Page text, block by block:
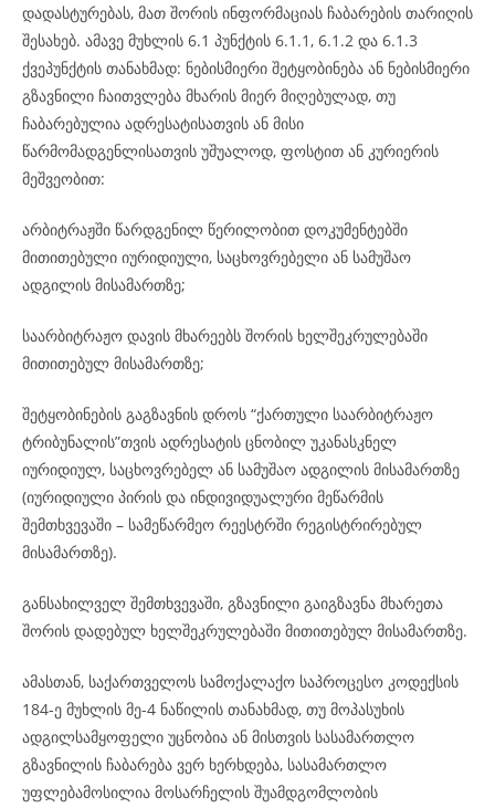
დადასტურებას, მათ შორის ინფორმაციას ჩაბარების თარიღის
შესახებ. ამავე მუხლის 6.1 პუნქტის 6.1.1, 6.1.2 და 6.1.3
ქვეპუნქტის თანახმად: ნებისმიერი შეტყობინება ან ნებისმიერი
გზავნილი ჩაითვლება მხარის მიერ მიღებულად, თუ
ჩაბარებულია ადრესატისათვის ან მისი
წარმომადგენლისათვის უშუალოდ, ფოსტით ან კურიერის
მეშვეობით:
არბიტრაჟში წარდგენილ წერილობით დოკუმენტებში
მითითებული იურიდიული, საცხოვრებელი ან სამუშაო
ადგილის მისამართზე;
საარბიტრაჟო დავის მხარეებს შორის ხელშეკრულებაში
მითითებულ მისამართზე;
შეტყობინების გაგზავნის დროს “ქართული საარბიტრაჟო
ტრიბუნალის”თვის ადრესატის ცნობილ უკანასკნელ
იურიდიულ, საცხოვრებელ ან სამუშაო ადგილის მისამართზე
(იურიდიული პირის და ინდივიდუალური მეწარმის
შემთხვევაში – სამეწარმეო რეესტრში რეგისტრირებულ
მისამართზე).
განსახილველ შემთხვევაში, გზავნილი გაიგზავნა მხარეთა
შორის დადებულ ხელშეკრულებაში მითითებულ მისამართზე.
ამასთან, საქართველოს სამოქალაქო საპროცესო კოდექსის
184-ე მუხლის მე-4 ნაწილის თანახმად, თუ მოპასუხის
ადგილსამყოფელი უცნობია ან მისთვის სასამართლო
გზავნილის ჩაბარება ვერ ხერხდება, სასამართლო
უფლებამოსილია მოსარჩელის შუამდგომლობის